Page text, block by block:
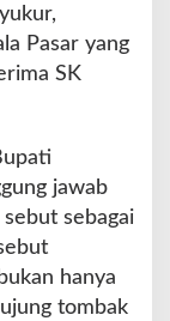
Pasar yang
SK
jawab
sebagai
hanya
tombak